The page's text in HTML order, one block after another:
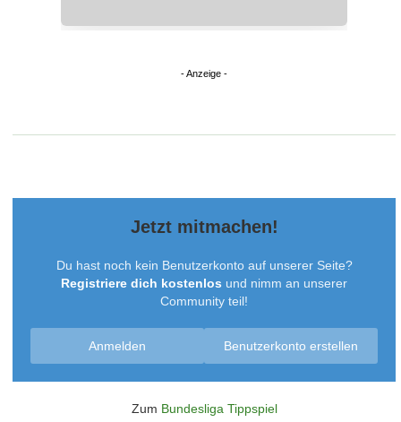
Jetzt mitmachen!
Du hast noch kein Benutzerkonto auf unserer Seite?
Registriere dich kostenlos und nimm an unserer
Community teil!
Benutzerkonto erstellen
Anmelden
Zum Bundesliga Tippspiel